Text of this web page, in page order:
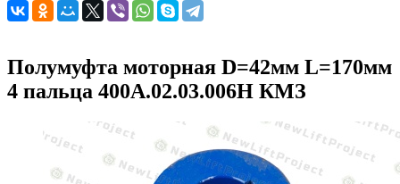
Полумуфта моторная D=42мм L=170мм
4 пальца 400А.02.03.006Н КМЗ